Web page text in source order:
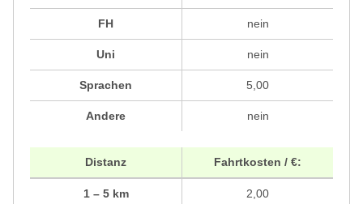
FH
Uni
Sprachen
Andere
nein
nein
5,00
nein
Distanz
1 – 5 km
Fahrtkosten / €:
2,00